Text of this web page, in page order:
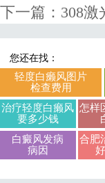
下一篇： 308激
您还在找：
轻度白癞风图片
检查费用
治疗轻度白癞风
要多少钱
怎样
白癜风发病
病因
合肥